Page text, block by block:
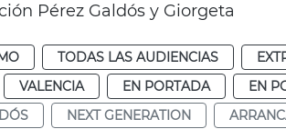
Pérez Galdós y Giorgeta
TODAS LAS AUDIENCIAS
VALENCIA EN PORTADA
EN
NEXT GENERATION